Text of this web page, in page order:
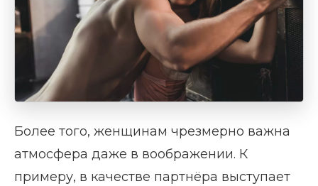
Более того, женщинам чрезмерно важна
атмосфера даже в воображении. К
примеру, в качестве партнёра выступает